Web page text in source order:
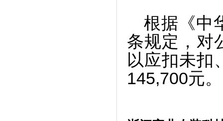
根据《中
条规定，对
以应扣未扣
145,700元。